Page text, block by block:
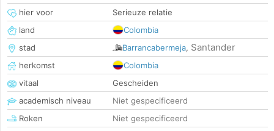
hier voor
Serieuze relatie
land
Colombia
stad
Barrancabermeja, Santander
herkomst
Colombia
vitaal
Gescheiden
academisch niveau
Niet gespecificeerd
Roken
Niet gespecificeerd